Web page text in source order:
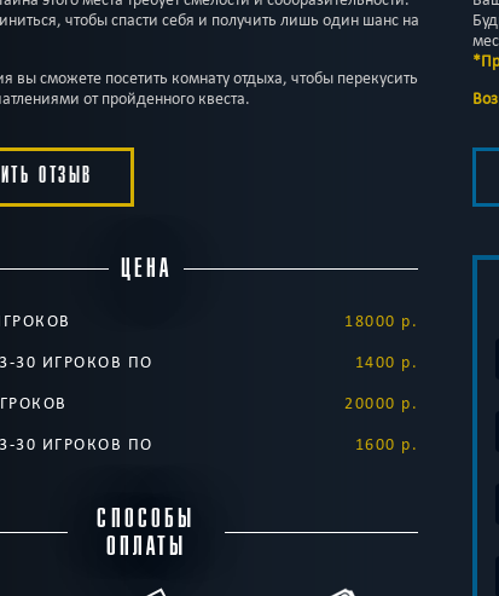
чтобы спасти себя и получить лишь один шанс на
вы сможете посетить комнату отдыха, чтобы перекусить
от пройденного квеста.
ОТЗЫВ
ЦЕНА
18000 р.
30 ИГРОКОВ ПО
1400 р.
20000 р.
30 ИГРОКОВ ПО
1600 р.
СПОСОБЫ
ОПЛАТЫ